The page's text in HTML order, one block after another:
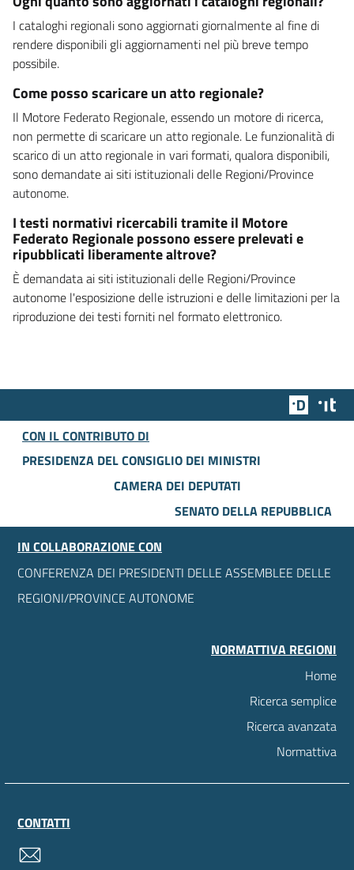
I cataloghi regionali sono aggiornati giornalmente al fine di
rendere disponibili gli aggiornamenti nel più breve tempo
possibile.
Come posso scaricare un atto regionale?
Il Motore Federato Regionale, essendo un motore di ricerca,
non permette di scaricare un atto regionale. Le funzionalità di
scarico di un atto regionale in vari formati, qualora disponibili,
sono demandate ai siti istituzionali delle Regioni/Province
autonome.
I testi normativi ricercabili tramite il Motore
Federato Regionale possono essere prelevati e
ripubblicati liberamente altrove?
È demandata ai siti istituzionali delle Regioni/Province
autonome l'esposizione delle istruzioni e delle limitazioni per la
riproduzione dei testi forniti nel formato elettronico.
Team
CON IL CONTRIBUTO DI
PRESIDENZA DEL CONSIGLIO DEI MINISTRI
CAMERA DEI DEPUTATI
SENATO DELLA REPUBBLICA
IN COLLABORAZIONE CON
CONFERENZA DEI PRESIDENTI DELLE ASSEMBLEE DELLE
REGIONI/PROVINCE AUTONOME
NORMATTIVA REGIONI
Home
Ricerca semplice
Ricerca avanzata
Normattiva
CONTATTI